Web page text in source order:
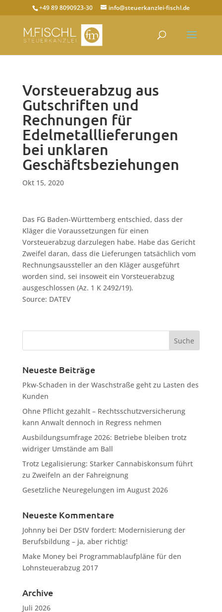
+49 89 8090923-30 info@steuerkanzlei-fischl.de
Vorsteuerabzug aus
Gutschriften und
Rechnungen für
Edelmetalllieferungen
bei unklaren
Geschäftsbeziehungen
Okt 15, 2020
Das FG Baden-Württemberg entschied, dass der
Kläger die Voraussetzungen für einen
Vorsteuerabzug darzulegen habe. Habe das Gericht
Zweifel daran, dass die Lieferungen tatsächlich vom
Rechnungsaussteller an den Kläger ausgeführt
worden sind, sei insoweit ein Vorsteuerabzug
ausgeschlossen (Az. 1 K 2492/19).
Source: DATEV
Neueste Beiträge
Pkw-Schaden in der Waschstraße geht zu Lasten des
Kunden
Ohne Pflicht gezahlt – Rechtsschutzversicherung
kann Anwalt dennoch in Regress nehmen
Ausbildungsumfrage 2026: Betriebe bleiben trotz
widriger Umstände am Ball
Trotz Legalisierung: Starker Cannabiskonsum führt
zu Zweifeln an der Fahreignung
Gesetzliche Neuregelungen im August 2026
Neueste Kommentare
Johnnybei Der DStV fordert: Modernisierung der
Berufsbildung – ja, aber richtig!
Make Moneybei Programmablaufpläne für den
Lohnsteuerabzug 2017
Archive
Juli 2026